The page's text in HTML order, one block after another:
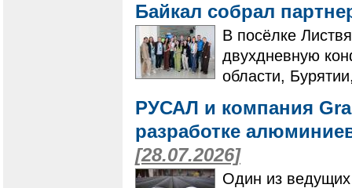
Байкал собрал
В посёлке
двухдневную
области,
РУСАЛ и компания
разработке
[28.07.2026]
Один из ведущих